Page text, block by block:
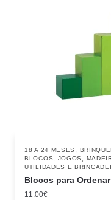
18 A 24 MESES ,
BLOCOS, JOGOS ,
UTILIDADES E
Blocos para
11.00€